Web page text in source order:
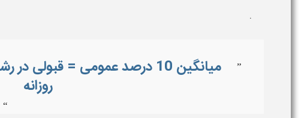
.
”
میانگین 10 درصد عمومی =
روزانه
“